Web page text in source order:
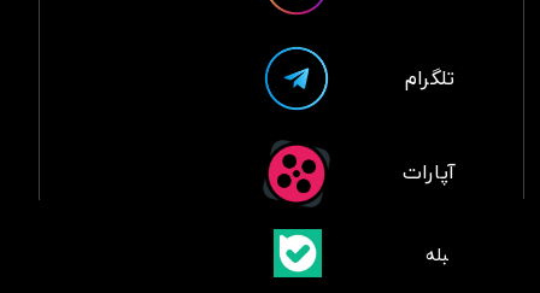
آپارات
تلگرام
​بلبله​​​​​​​بله